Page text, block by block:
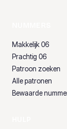
Makkelijk 06
Prachtig 06
Patroon zoeken
Alle patronen
Bewaarde